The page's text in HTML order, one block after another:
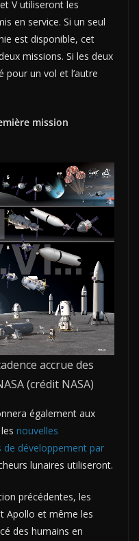
V utiliseront les
en service. Si un seul
est disponible, cet
missions. Si les deux
pour un vol et l’autre
mission
accrue des
(crédit NASA)
également aux
nouvelles
de développement par
lunaires utiliseront.
précédentes, les
Apollo et même les
des humains en